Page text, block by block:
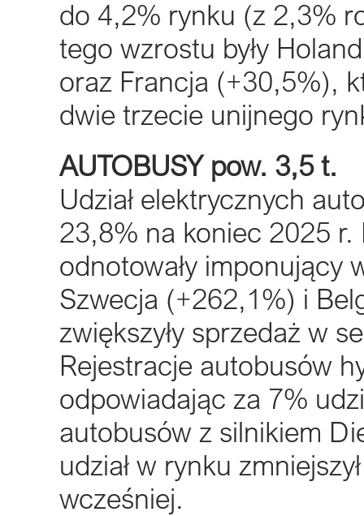
do 4,2% rynku (z 2,3%
tego wzrostu były
oraz Francja (+30,5%),
dwie trzecie unijnego
AUTOBUSY pow. 3,5 t.
Udział elektrycznych
23,8% na koniec 2025
odnotowały imponujący
Szwecja (+262,1%) i
zwiększyły sprzedaż w
Rejestracje autobusów
odpowiadając za 7%
autobusów z silnikiem
udział w rynku
wcześniej.